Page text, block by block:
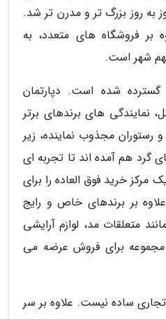
به روز بزرگ تر و مدرن تر شد.
بر فروشگاه های متعدد، به
شهر است.
شده است. دپارتمان
مجلل، نمایندگی های برندهای برتر
رستوران مجذوب نماینده، زیر
هم آمده اند تا تجربه ای
خرید فوق العاده را برای
علاوه بر برندهای خاص و رایج
متعلقات مد، لوازم آرایشی
مجموعه برای فروش عرضه می
ساده نیست. علاوه بر سر